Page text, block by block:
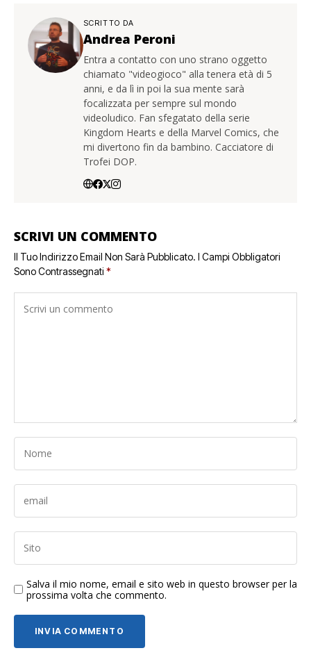
SCRITTO DA
Andrea Peroni
Entra a contatto con uno strano oggetto
chiamato "videogioco" alla tenera età di 5
anni, e da lì in poi la sua mente sarà
focalizzata per sempre sul mondo
videoludico. Fan sfegatato della serie
Kingdom Hearts e della Marvel Comics, che
mi divertono fin da bambino. Cacciatore di
Trofei DOP.
SCRIVI UN COMMENTO
Il Tuo Indirizzo Email Non Sarà Pubblicato. I Campi Obbligatori
Sono Contrassegnati *
Salva il mio nome, email e sito web in questo browser per la
prossima volta che commento.